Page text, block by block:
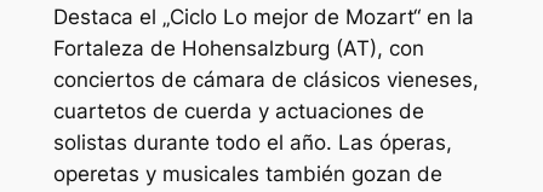
Destaca el „Ciclo Lo mejor de Mozart“ en la
Fortaleza de Hohensalzburg (AT), con
conciertos de cámara de clásicos vieneses,
cuartetos de cuerda y actuaciones de
solistas durante todo el año. Las óperas,
operetas y musicales también gozan de